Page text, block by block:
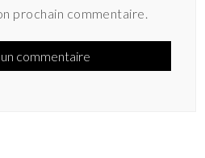
prochain commentaire.